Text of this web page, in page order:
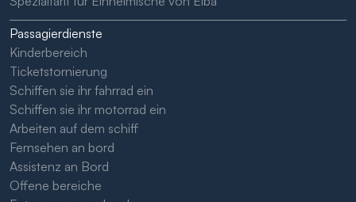
Passagierdienste
Kinderbereich
Ticketstornierung
Schiffen sie ihr fahrrad ein
Schiffen sie ihr motorrad ein
Arbeiten auf dem schiff
Fernsehen an bord
Assistenz an Bord
Offene bereiche